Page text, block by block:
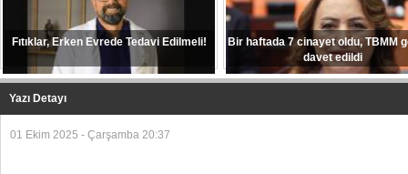
Fıtıklar, Erken Evrede Tedavi Edilmeli!
Bir haftada 7 cinayet oldu, TBMM
davet edildi
Yazı Detayı
01 Ekim 2025 - Çarşamba 20:37